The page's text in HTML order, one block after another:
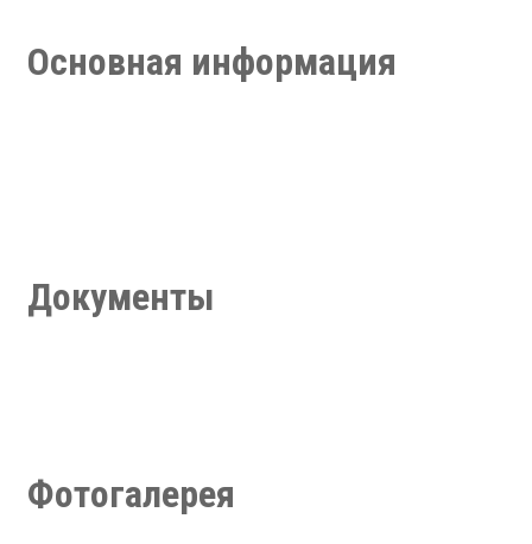
этапе обзоры включают
superboss casino
казино. Такой подход снижает неопределенность.
Основная информация
Документы
Фотогалерея